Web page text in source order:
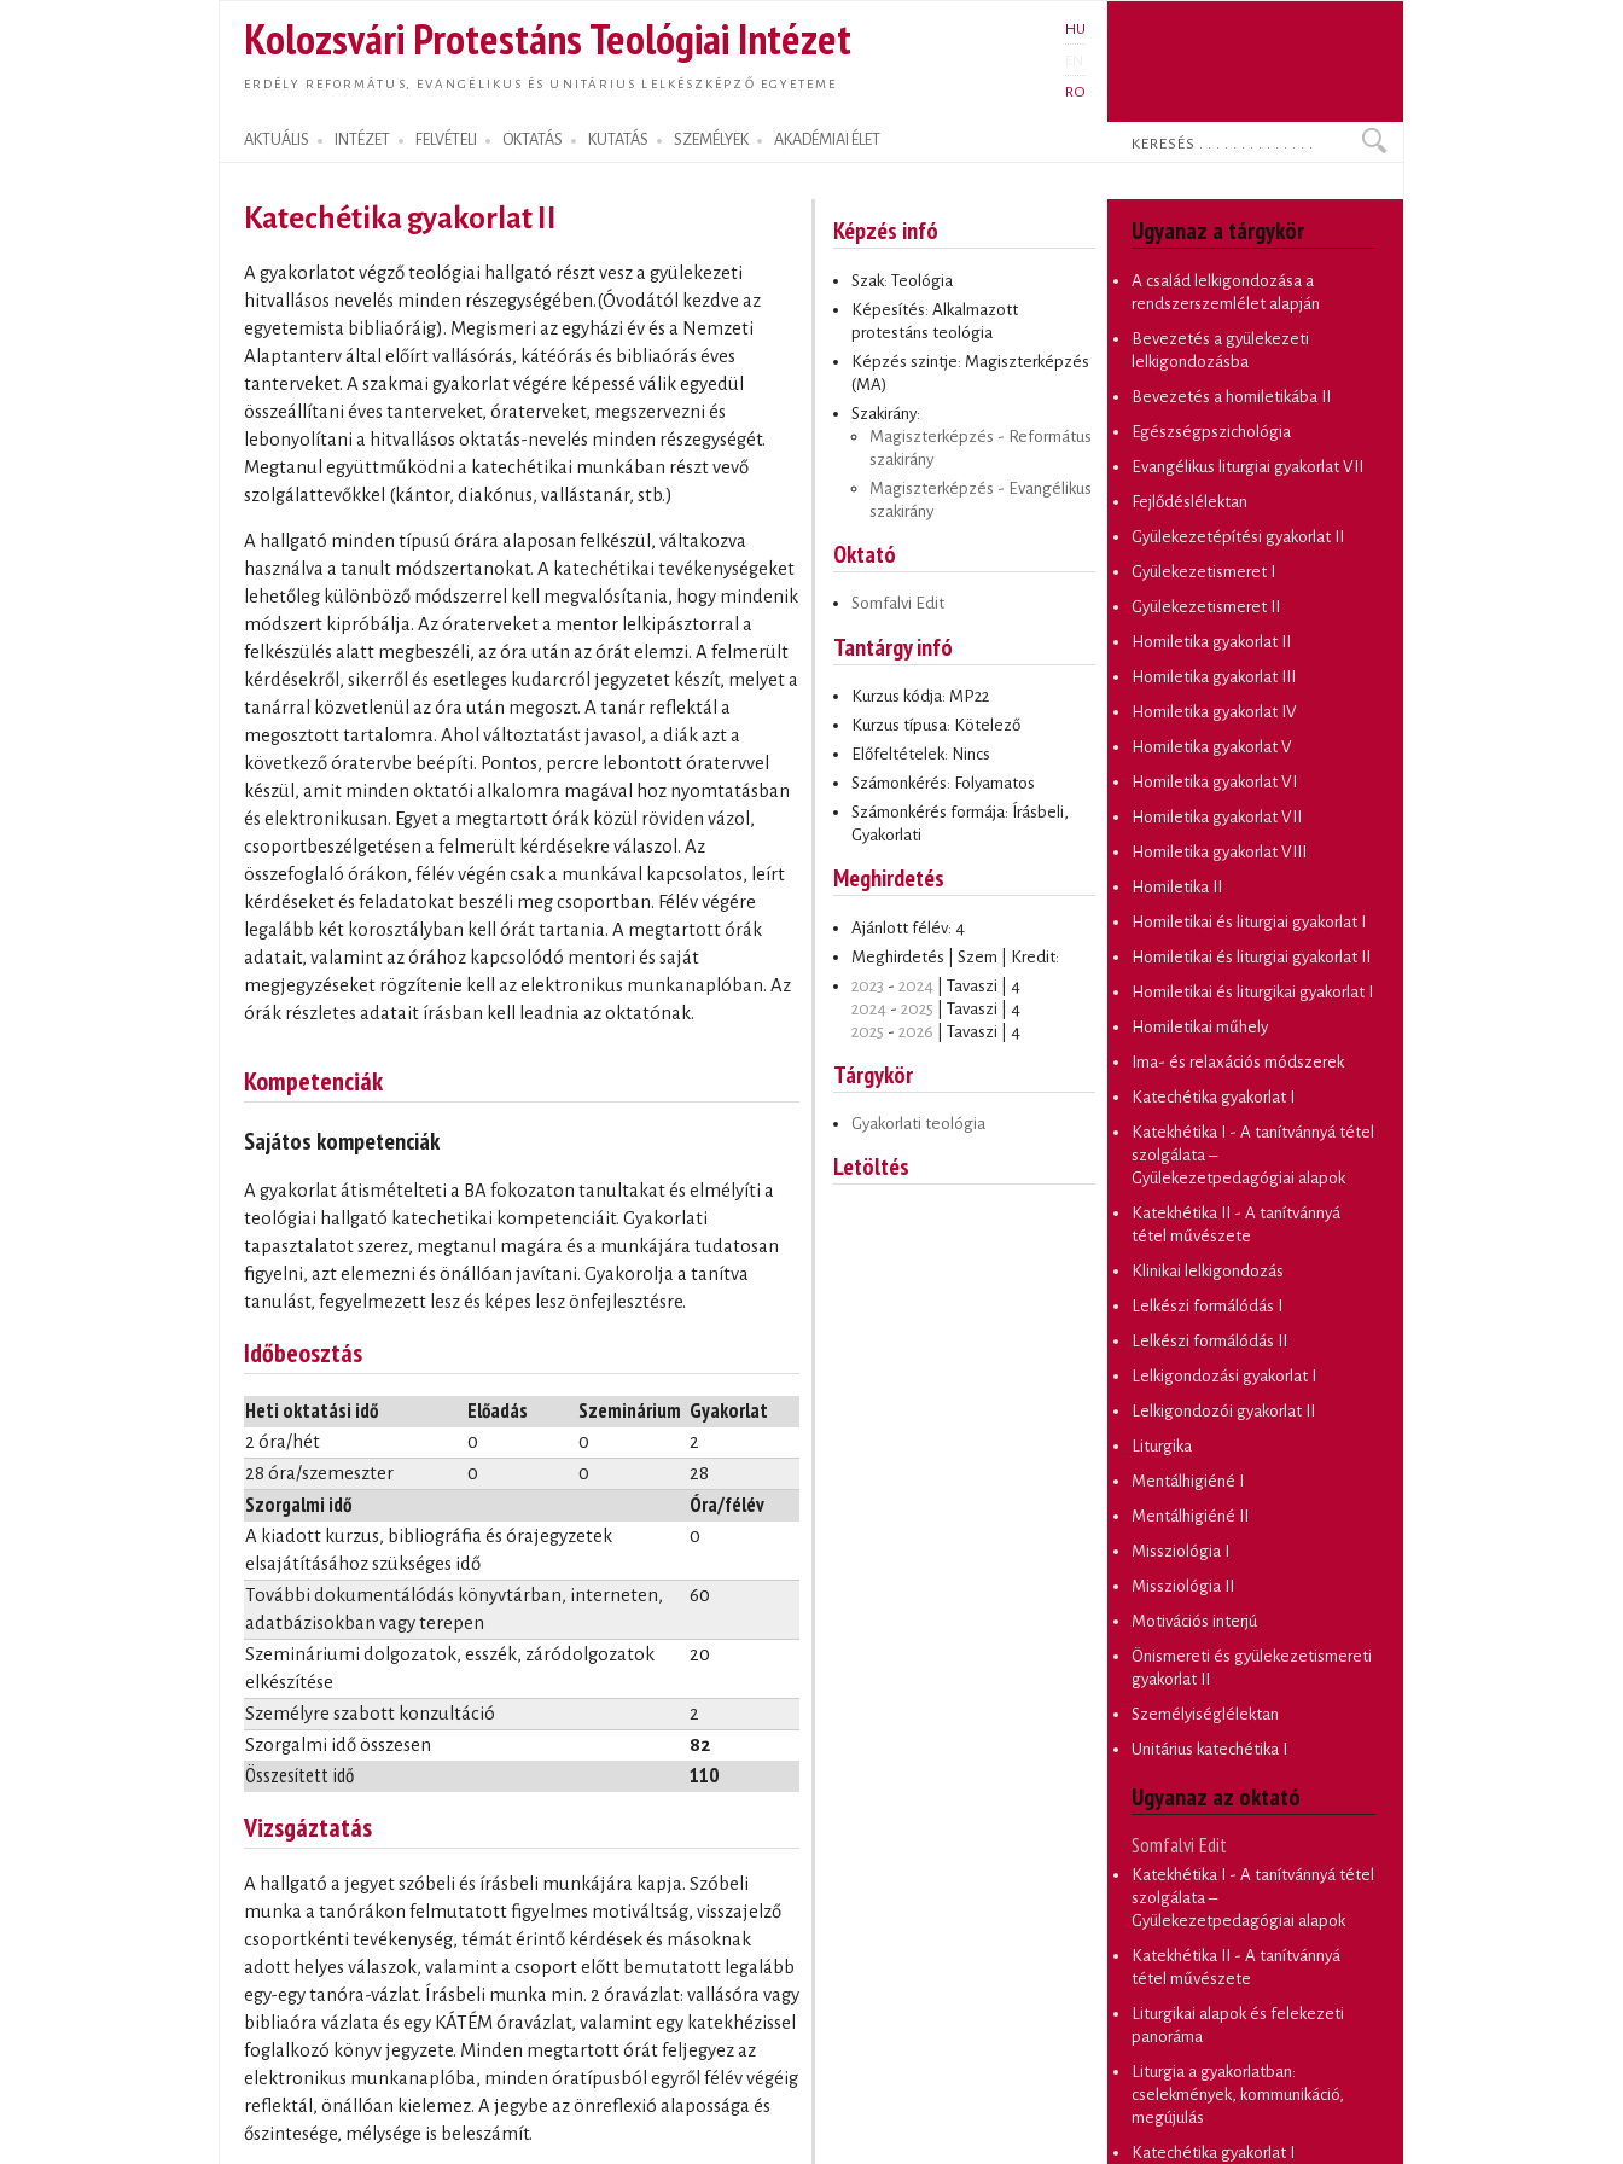
tartalomra
Kolozsvári Protestáns Teológiai Intézet
ERDÉLY REFORMÁTUS, EVANGÉLIKUS ÉS UNITÁRIUS LELKÉSZKÉPZŐ EGYETEME
HU
RO
AKTUÁLIS INTÉZET FELVÉTELI OKTATÁS KUTATÁS SZEMÉLYEK AKADÉMIAI ÉLET
Search form
Keresés
Katechétika gyakorlat II
A gyakorlatot végző teológiai hallgató részt vesz a gyülekezeti
hitvallásos nevelés minden részegységében.(Óvodától kezdve az
egyetemista bibliaóráig). Megismeri az egyházi év és a Nemzeti
Alaptanterv által előírt vallásórás, kátéórás és bibliaórás éves
tanterveket. A szakmai gyakorlat végére képessé válik egyedül
összeállítani éves tanterveket, óraterveket, megszervezni és
lebonyolítani a hitvallásos oktatás-nevelés minden részegységét.
Megtanul együttműködni a katechétikai munkában részt vevő
szolgálattevőkkel (kántor, diakónus, vallástanár, stb.)
A hallgató minden típusú órára alaposan felkészül, váltakozva
használva a tanult módszertanokat. A katechétikai tevékenységeket
lehetőleg különböző módszerrel kell megvalósítania, hogy mindenik
módszert kipróbálja. Az óraterveket a mentor lelkipásztorral a
felkészülés alatt megbeszéli, az óra után az órát elemzi. A felmerült
kérdésekről, sikerről és esetleges kudarcról jegyzetet készít, melyet a
tanárral közvetlenül az óra után megoszt. A tanár reflektál a
megosztott tartalomra. Ahol változtatást javasol, a diák azt a
következő óratervbe beépíti. Pontos, percre lebontott óratervvel
készül, amit minden oktatói alkalomra magával hoz nyomtatásban
és elektronikusan. Egyet a megtartott órák közül röviden vázol,
csoportbeszélgetésen a felmerült kérdésekre válaszol. Az
összefoglaló órákon, félév végén csak a munkával kapcsolatos, leírt
kérdéseket és feladatokat beszéli meg csoportban. Félév végére
legalább két korosztályban kell órát tartania. A megtartott órák
adatait, valamint az órához kapcsolódó mentori és saját
megjegyzéseket rögzítenie kell az elektronikus munkanaplóban. Az
órák részletes adatait írásban kell leadnia az oktatónak.
Kompetenciák
Sajátos kompetenciák
A gyakorlat átismételteti a BA fokozaton tanultakat és elmélyíti a
teológiai hallgató katechetikai kompetenciáit. Gyakorlati
tapasztalatot szerez, megtanul magára és a munkájára tudatosan
figyelni, azt elemezni és önállóan javítani. Gyakorolja a tanítva
tanulást, fegyelmezett lesz és képes lesz önfejlesztésre.
Időbeosztás
Heti oktatási idő Előadás Szeminárium Gyakorlat
2 óra/hét 0 0
2
28 óra/szemeszter
0 0 28
Szorgalmi idő Óra/félév
Összesített idő 110
A kiadott kurzus, bibliográfia és órajegyzetek
elsajátításához szükséges idő
0
További dokumentálódás könyvtárban, interneten,
adatbázisokban vagy terepen
60
Szemináriumi dolgozatok, esszék, záródolgozatok
elkészítése
20
Személyre szabott konzultáció
2
Szorgalmi idő összesen
82
Vizsgáztatás
A hallgató a jegyet szóbeli és írásbeli munkájára kapja. Szóbeli
munka a tanórákon felmutatott figyelmes motiváltság, visszajelző
csoportkénti tevékenység, témát érintő kérdések és másoknak
adott helyes válaszok, valamint a csoport előtt bemutatott legalább
egy-egy tanóra-vázlat. Írásbeli munka min. 2 óravázlat: vallásóra vagy
bibliaóra vázlata és egy KÁTÉM óravázlat, valamint egy katekhézissel
foglalkozó könyv jegyzete. Minden megtartott órát feljegyez az
elektronikus munkanaplóba, minden óratípusból egyről félév végéig
reflektál, önállóan kielemez. A jegybe az önreflexió alapossága és
őszintesége, mélysége is beleszámít.
Képzés infó
Szak: Teológia
Képesítés: Alkalmazott
protestáns teológia
Képzés szintje: Magiszterképzés
(MA)
Szakirány:
Magiszterképzés - Református
szakirány
Magiszterképzés - Evangélikus
szakirány
Oktató
Somfalvi Edit
Tantárgy infó
Kurzus kódja: MP22
Kurzus típusa: Kötelező
Előfeltételek: Nincs
Számonkérés: Folyamatos
Számonkérés formája: Írásbeli,
Gyakorlati
Meghirdetés
Ajánlott félév: 4
Meghirdetés | Szem | Kredit:
2023 - 2024 | Tavaszi | 4
2024 - 2025 | Tavaszi | 4
2025 - 2026 | Tavaszi | 4
Tárgykör
Gyakorlati teológia
Letöltés
Ugyanaz a tárgykör
A család lelkigondozása a
rendszerszemlélet alapján
Bevezetés a gyülekezeti
lelkigondozásba
Bevezetés a homiletikába II
Egészségpszichológia
Evangélikus liturgiai gyakorlat VII
Fejlődéslélektan
Gyülekezetépítési gyakorlat II
Gyülekezetismeret I
Gyülekezetismeret II
Homiletika gyakorlat II
Homiletika gyakorlat III
Homiletika gyakorlat IV
Homiletika gyakorlat V
Homiletika gyakorlat VI
Homiletika gyakorlat VII
Homiletika gyakorlat VIII
Homiletika II
Homiletikai és liturgiai gyakorlat I
Homiletikai és liturgiai gyakorlat II
Homiletikai és liturgikai gyakorlat I
Homiletikai műhely
Ima- és relaxációs módszerek
Katechétika gyakorlat I
Katekhétika I - A tanítvánnyá tétel
szolgálata –
Gyülekezetpedagógiai alapok
Katekhétika II - A tanítvánnyá
tétel művészete
Klinikai lelkigondozás
Lelkészi formálódás I
Lelkészi formálódás II
Lelkigondozási gyakorlat I
Lelkigondozói gyakorlat II
Liturgika
Mentálhigiéné I
Mentálhigiéné II
Missziológia I
Missziológia II
Motivációs interjú
Önismereti és gyülekezetismereti
gyakorlat II
Személyiséglélektan
Unitárius katechétika I
Ugyanaz az oktató
Somfalvi Edit
Katekhétika I - A tanítvánnyá tétel
szolgálata –
Gyülekezetpedagógiai alapok
Katekhétika II - A tanítvánnyá
tétel művészete
Liturgikai alapok és felekezeti
panoráma
Liturgia a gyakorlatban:
cselekmények, kommunikáció,
megújulás
Katechétika gyakorlat I